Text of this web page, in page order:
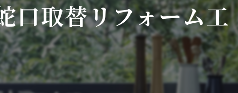
内装工事
メンテナンス
配管工事
交換
取替リフォーム工